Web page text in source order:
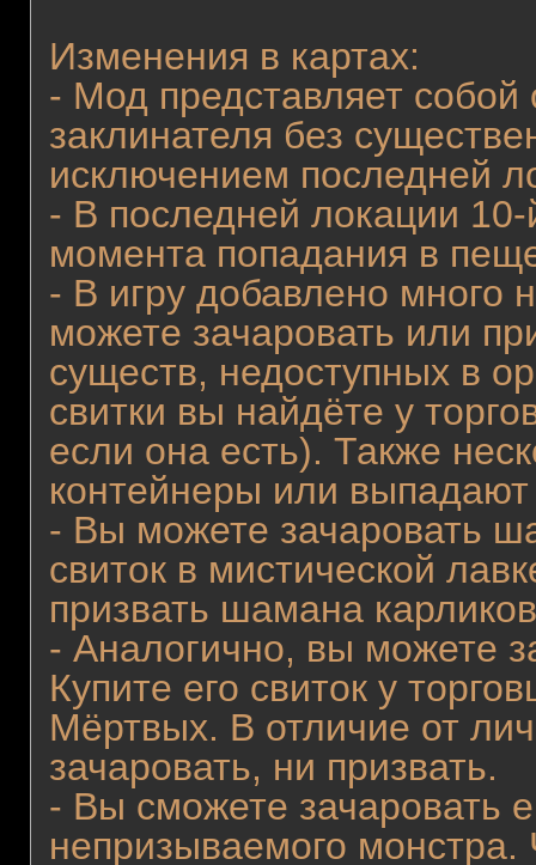
Изменения в картах:
- Мод представляет
заклинателя без
исключением последней
- В последней локации
момента попадания в
- В игру добавлено много
можете зачаровать или
существ, недоступных в
свитки вы найдёте у
если она есть). Также
контейнеры или
- Вы можете зачаровать
свиток в мистической
призвать шамана
- Аналогично, вы можете
Купите его свиток у
Мёртвых. В отличие от
зачаровать, ни призвать.
- Вы сможете зачаровать
непризываемого монстра.